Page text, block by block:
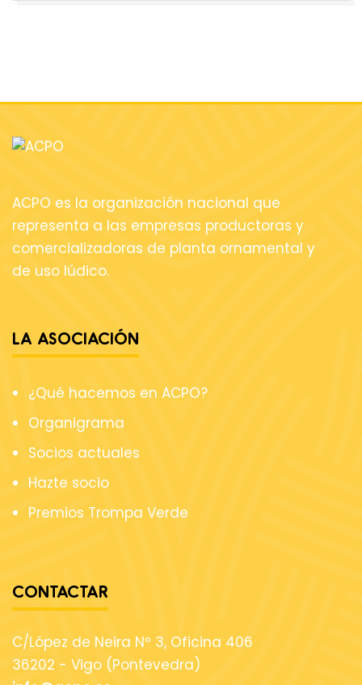
ACPO es la organización nacional que
representa a las empresas productoras y
comercializadoras de planta ornamental y
de uso lúdico.
LA ASOCIACIÓN
¿Qué hacemos en ACPO?
Organigrama
Socios actuales
Hazte socio
Premios Trompa Verde
CONTACTAR
C/López de Neira Nº 3, Oficina 406
36202 - Vigo (Pontevedra)